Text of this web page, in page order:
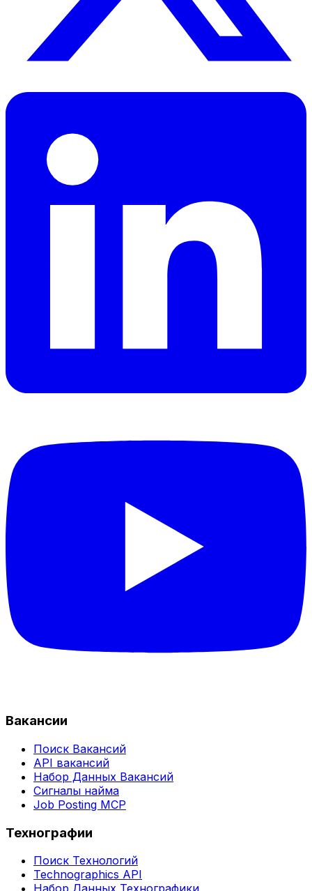
Вакансии
Поиск Вакансий
API вакансий
Набор Данных Вакансий
Сигналы найма
Job Posting MCP
Технографии
Поиск Технологий
Technographics API